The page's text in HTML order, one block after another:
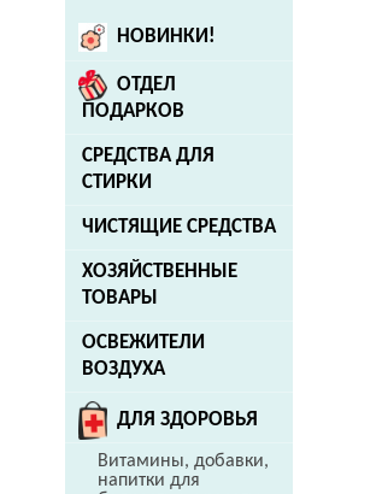
НОВИНКИ!
ОТДЕЛ
ПОДАРКОВ
СРЕДСТВА ДЛЯ
СТИРКИ
ЧИСТЯЩИЕ СРЕДСТВА
ХОЗЯЙСТВЕННЫЕ
ТОВАРЫ
ОСВЕЖИТЕЛИ
ВОЗДУХА
ДЛЯ ЗДОРОВЬЯ
Витамины, добавки,
напитки для